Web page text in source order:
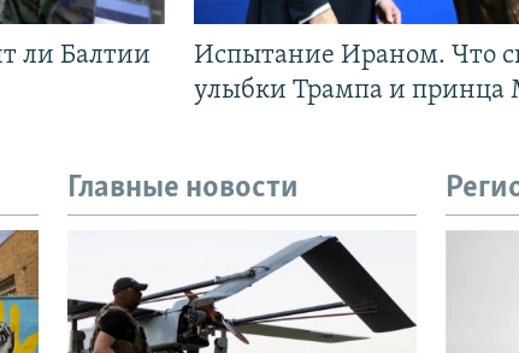
ли Балтии
Испытание Ираном. Что
улыбки Трампа и принца
Главные новости